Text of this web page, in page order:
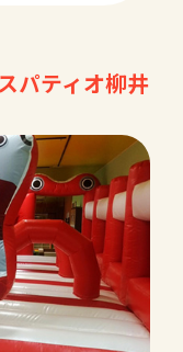
パティオ柳井